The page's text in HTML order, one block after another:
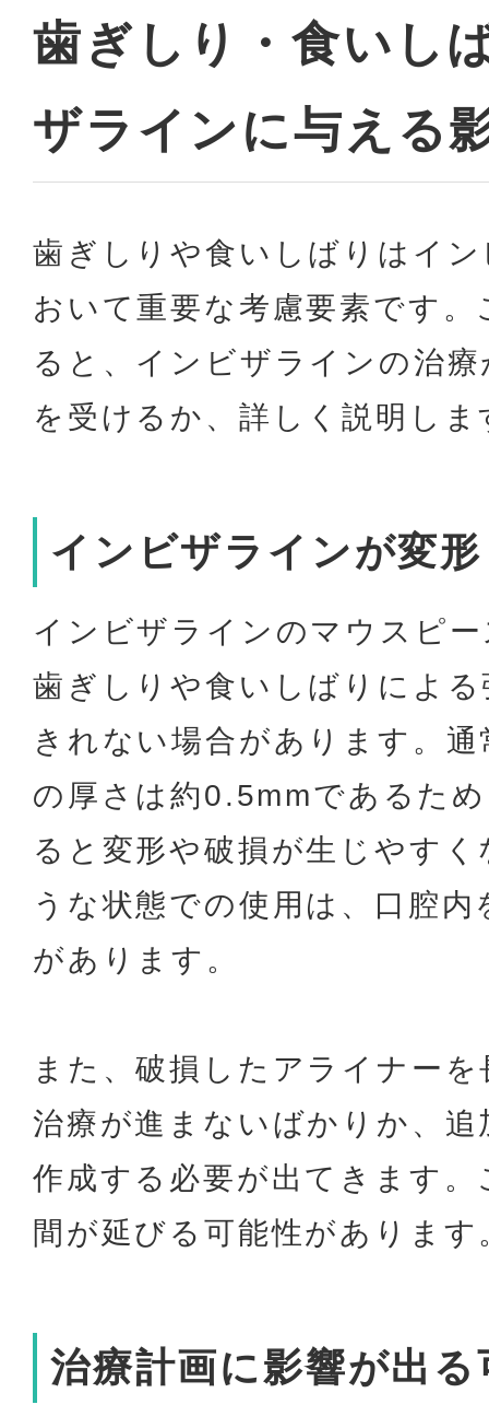
歯ぎしり・食いし
ザラインに与える
歯ぎしりや食いしばりはイ
おいて重要な考慮要素です
ると、インビザラインの治
を受けるか、詳しく説明しま
インビザラインが変
インビザラインのマウスピ
歯ぎしりや食いしばりによ
きれない場合があります。
の厚さは約0.5mmであるた
ると変形や破損が生じやす
うな状態での使用は、口腔
があります。
また、破損したアライナー
治療が進まないばかりか、
作成する必要が出てきます
間が延びる可能性があります
治療計画に影響が出